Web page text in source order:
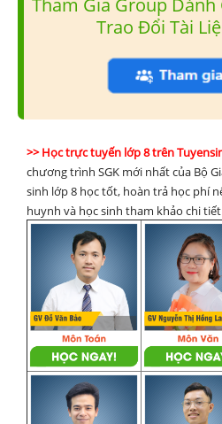
Trao Đổi Tài
>> Học trực tuyến lớp 8 trên
chương trình SGK mới nhất của Bộ
sinh lớp 8 học tốt, hoàn trả học phí
huynh và học sinh tham khảo chi